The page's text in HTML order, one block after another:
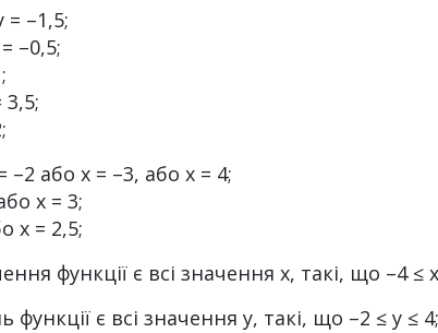
–1,5;
–0,5;
–2 або х = –3, або х = 4;
х = 3;
х = 2,5;
функції є всі значення х, такі, що –4 ≤
функції є всі значення у, такі, що –2 ≤ у ≤ 4;